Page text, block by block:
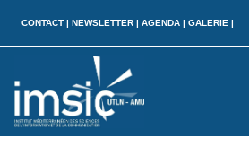
CONTACT | NEWSLETTER | AGENDA | GALERIE |